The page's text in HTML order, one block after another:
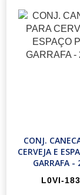
CONJ.
CERVEJA E
GARRAFA -
L0VI-